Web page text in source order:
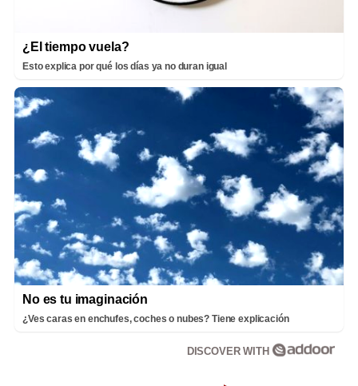
¿El tiempo vuela?
Esto explica por qué los días ya no duran igual
No es tu imaginación
¿Ves caras en enchufes, coches o nubes? Tiene explicación
DISCOVER WITH